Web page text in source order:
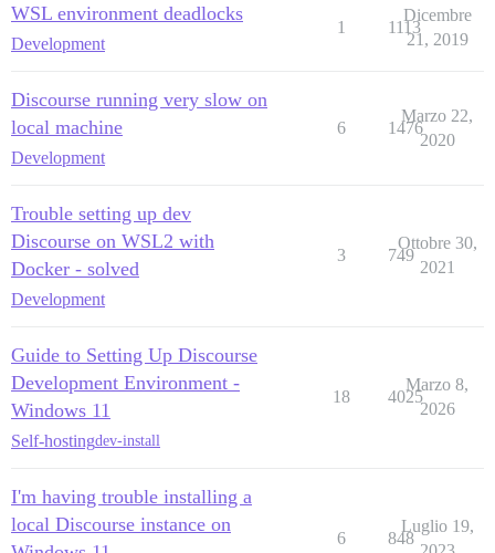
WSL environment deadlocks
Development
1 1113
Dicembre
21, 2019
Discourse running very slow on
local machine
Development
6 1476
Marzo 22,
2020
Trouble setting up dev
Discourse on WSL2 with
Docker - solved
Development
3 749
Ottobre 30,
2021
Guide to Setting Up Discourse
Development Environment -
Windows 11
Self-hostingdev-install
18 4025
Marzo 8,
2026
I'm having trouble installing a
local Discourse instance on
6 848
Luglio 19,